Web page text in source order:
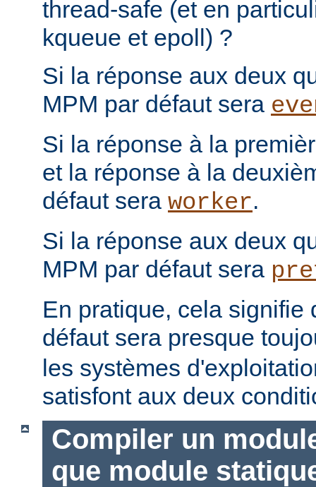
thread-safe (et en
kqueue et epoll) ?
Si la réponse aux deux
MPM par défaut sera
Si la réponse à la
et la réponse à la
défaut sera worker.
Si la réponse aux deux
MPM par défaut sera
En pratique, cela signifie
défaut sera presque
les systèmes
satisfont aux deux
Compiler un
que module